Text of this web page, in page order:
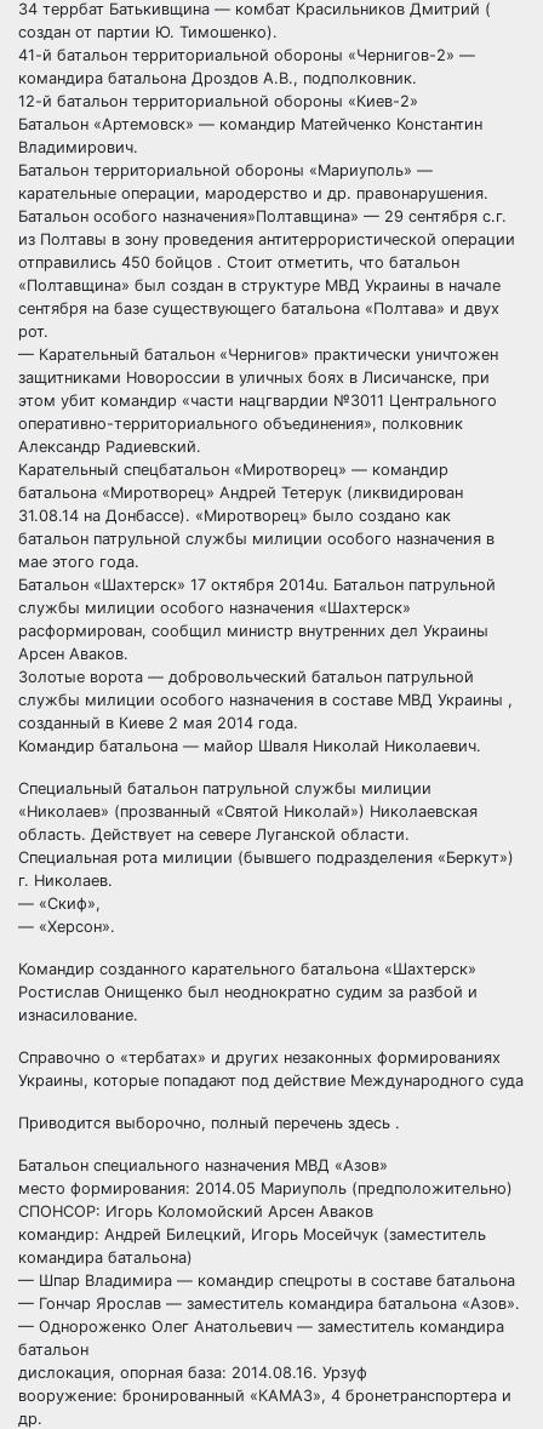
34 террбат Батькивщина — комбат Красильников Дмитрий (
создан от партии Ю. Тимошенко).
41-й батальон территориальной обороны «Чернигов-2» —
командира батальона Дроздов А.В., подполковник.
12-й батальон территориальной обороны «Киев-2»
Батальон «Артемовск» — командир Матейченко Константин
Владимирович.
Батальон территориальной обороны «Мариуполь» —
карательные операции, мародерство и др. правонарушения.
Батальон особого назначения»Полтавщина» — 29 сентября с.г.
из Полтавы в зону проведения антитеррористической операции
отправились 450 бойцов . Стоит отметить, что батальон
«Полтавщина» был создан в структуре МВД Украины в начале
сентября на базе существующего батальона «Полтава» и двух
рот.
— Карательный батальон «Чернигов» практически уничтожен
защитниками Новороссии в уличных боях в Лисичанске, при
этом убит командир «части нацгвардии №3011 Центрального
оперативно-территориального объединения», полковник
Александр Радиевский.
Карательный спецбатальон «Миротворец» — командир
батальона «Миротворец» Андрей Тетерук (ликвидирован
31.08.14 на Донбассе). «Миротворец» было создано как
батальон патрульной службы милиции особого назначения в
мае этого года.
Батальон «Шахтерск» 17 октября 2014u. Батальон патрульной
службы милиции особого назначения «Шахтерск»
расформирован, сообщил министр внутренних дел Украины
Арсен Аваков.
Золотые ворота — добровольческий батальон патрульной
службы милиции особого назначения в составе МВД Украины ,
созданный в Киеве 2 мая 2014 года.
Командир батальона — майор Шваля Николай Николаевич.
Специальный батальон патрульной службы милиции
«Николаев» (прозванный «Святой Николай») Николаевская
область. Действует на севере Луганской области.
Специальная рота милиции (бывшего подразделения «Беркут»)
г. Николаев.
— «Скиф»,
— «Херсон».
Командир созданного карательного батальона «Шахтерск»
Ростислав Онищенко был неоднократно судим за разбой и
изнасилование.
Справочно о «тербатах» и других незаконных формированиях
Украины, которые попадают под действие Международного суда
Приводится выборочно, полный перечень здесь .
Батальон специального назначения МВД «Азов»
место формирования: 2014.05 Мариуполь (предположительно)
СПОНСОР: Игорь Коломойский Арсен Аваков
командир: Андрей Билецкий, Игорь Мосейчук (заместитель
командира батальона)
— Шпар Владимира — командир спецроты в составе батальона
— Гончар Ярослав — заместитель командира батальона «Азов».
— Однороженко Олег Анатольевич — заместитель командира
батальон
дислокация, опорная база: 2014.08.16. Урзуф
вооружение: бронированный «КАМАЗ», 4 бронетранспортера и
др.